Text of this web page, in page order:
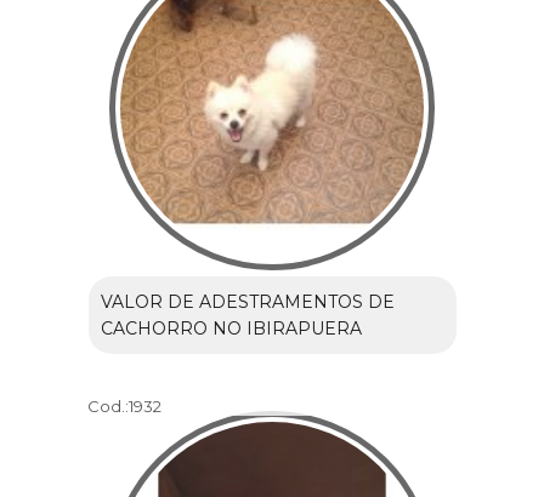
VALOR DE ADESTRAMENTOS DE
CACHORRO NO IBIRAPUERA
Cod.:1932